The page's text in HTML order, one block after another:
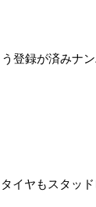
登録が済みナン
イヤもスタッド